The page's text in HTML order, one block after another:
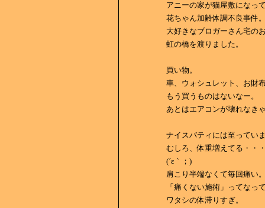
アニーの家が猫屋敷になっ
花ちゃん加齢体調不良事件
大好きなブロガーさん宅の
虹の橋を渡りました。
買い物。
車、ウォシュレット、お財
もう買うものはないなー。
あとはエアコンが壊れなき
ナイスバティには至ってい
むしろ、体重増えてる・・
(´ε｀；)
肩こり半端なくて毎回痛い
「痛くない施術」ってなっ
ワタシの体滞りすぎ。